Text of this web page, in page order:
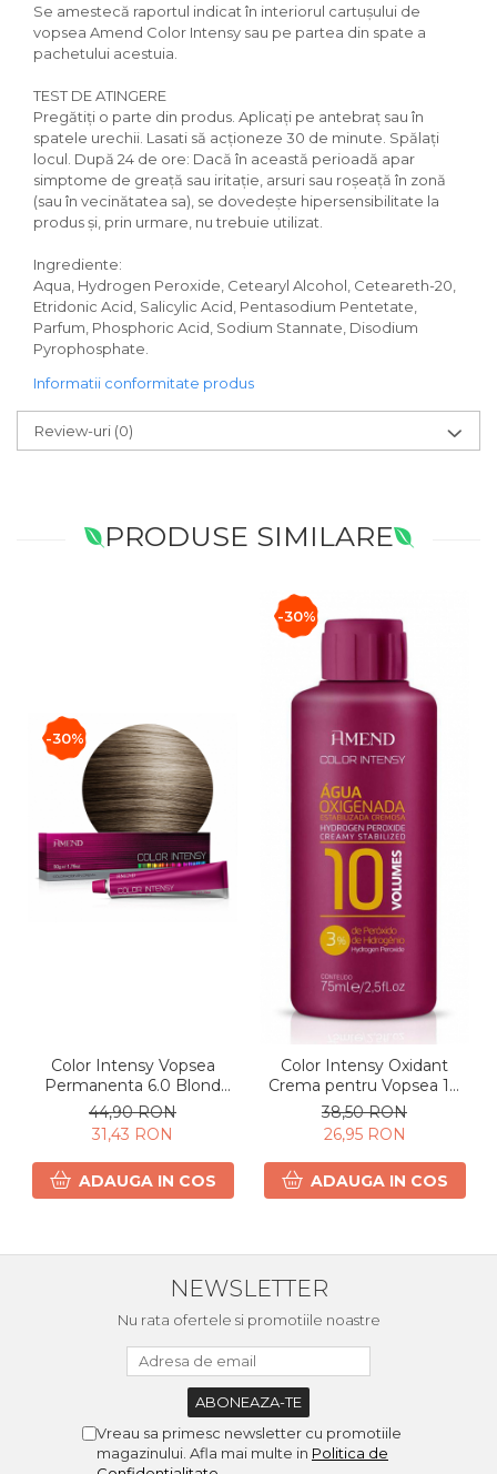
Se amestecă raportul indicat în interiorul cartușului de
vopsea Amend Color Intensy sau pe partea din spate a
pachetului acestuia.
TEST DE ATINGERE
Pregătiți o parte din produs. Aplicați pe antebraț sau în
spatele urechii. Lasati să acționeze 30 de minute. Spălați
locul. După 24 de ore: Dacă în această perioadă apar
simptome de greață sau iritație, arsuri sau roșeață în zonă
(sau în vecinătatea sa), se dovedește hipersensibilitate la
produs și, prin urmare, nu trebuie utilizat.
Ingrediente:
Aqua, Hydrogen Peroxide, Cetearyl Alcohol, Ceteareth-20,
Etridonic Acid, Salicylic Acid, Pentasodium Pentetate,
Parfum, Phosphoric Acid, Sodium Stannate, Disodium
Pyrophosphate.
Informatii conformitate produs
Review-uri (0)
PRODUSE SIMILARE
-30%
Color Intensy Vopsea
Permanenta 6.0 Blond
Inchis 50g
44,90 RON
31,43 RON
ADAUGA IN COS
-30%
Color Intensy Oxidant
Crema pentru Vopsea 10
Vol 3% 75ml
38,50 RON
26,95 RON
ADAUGA IN COS
NEWSLETTER
Nu rata ofertele si promotiile noastre
Vreau sa primesc newsletter cu promotiile
magazinului. Afla mai multe in Politica de